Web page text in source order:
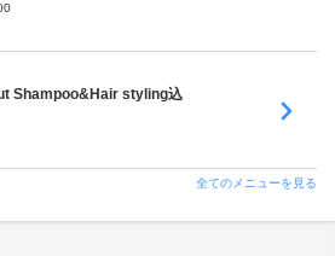
Shampoo&Hair styling込
全てのメニューを見る